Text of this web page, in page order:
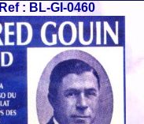
Ref : BL-GI-0460